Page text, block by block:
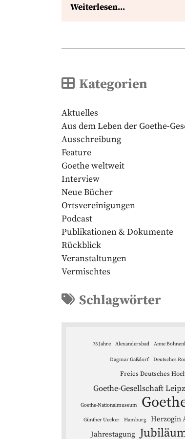
Weiterlesen...
Kategorien
Aktuelles
Aus dem Leben der Goethe-
Ausschreibung
Feature
Goethe weltweit
Interview
Neue Bücher
Ortsvereinigungen
Podcast
Publikationen & Dokumente
Rückblick
Veranstaltungen
Vermischtes
Schlagwörter
75 Jahre Alexandersbad Anne
Dagmar Gaßdorf Deutsches
Freies Deutsches
Goethe-Gesellschaft
Goethe-Nationalmuseum
Günther Uecker Hamburg Herzogin
Jahrestagung